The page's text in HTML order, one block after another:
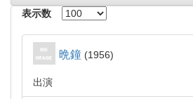
表示数
晩鐘 1956
出演